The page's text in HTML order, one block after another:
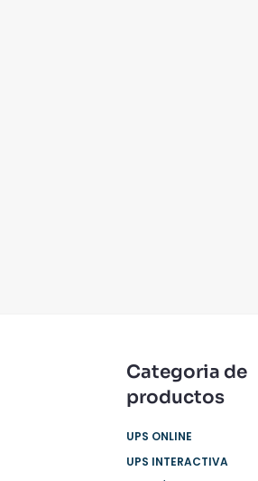
Categoria de
productos
UPS ONLINE
UPS INTERACTIVA